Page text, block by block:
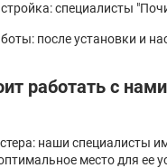
специалисты
после установки и
работать с
наши специалисты
место для ее